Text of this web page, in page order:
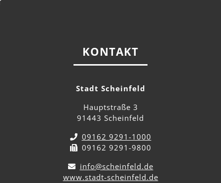
KONTAKT
Stadt Scheinfeld
Hauptstraße 3
91443 Scheinfeld
09162 9291-1000
09162 9291-9800
info@scheinfeld.de
www.stadt-scheinfeld.de